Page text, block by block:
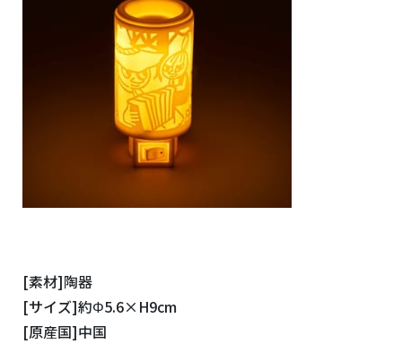
[素材]陶器
[サイズ]約Φ5.6×H9cm
[原産国]中国